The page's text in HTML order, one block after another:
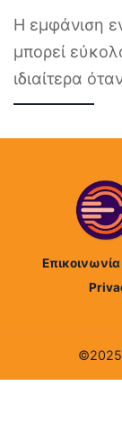
Η εμφάνιση
μπορεί
ιδιαίτερα
©2025